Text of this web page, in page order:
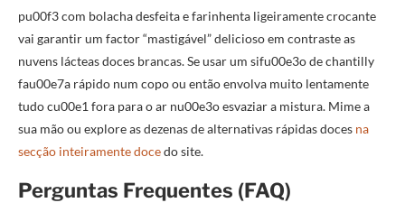
pu00f3 com bolacha desfeita e farinhenta ligeiramente crocante
vai garantir um factor “mastigável” delicioso em contraste as
nuvens lácteas doces brancas. Se usar um sifu00e3o de chantilly
fau00e7a rápido num copo ou então envolva muito lentamente
tudo cu00e1 fora para o ar nu00e3o esvaziar a mistura. Mime a
sua mão ou explore as dezenas de alternativas rápidas doces na
secção inteiramente docedo site.
Perguntas Frequentes (FAQ)